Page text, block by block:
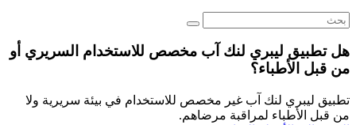
هل تطبيق ليبري لنك آب مخصص للاستخدام السريري أو
من قبل الأطباء؟
تطبيق ليبري لنك آب غير مخصص للاستخدام في بيئة سريرية ولا
من قبل الأطباء لمراقبة مرضاهم.